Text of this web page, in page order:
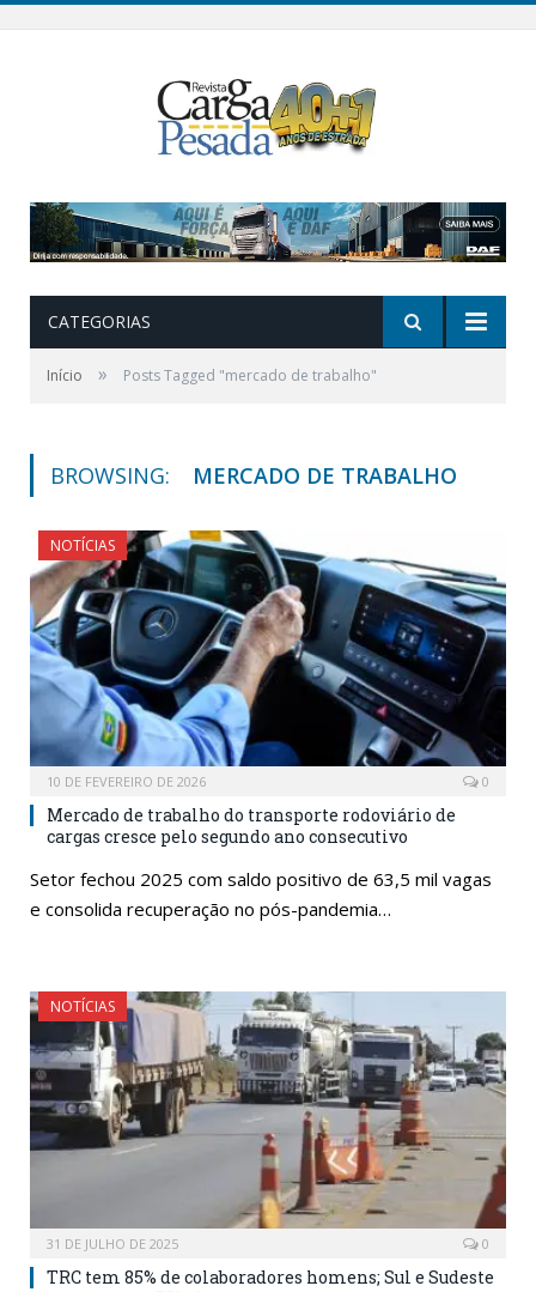
CATEGORIAS
Início » Posts Tagged "mercado de trabalho"
BROWSING: MERCADO DE TRABALHO
NOTÍCIAS
10 DE FEVEREIRO DE 2026 0
Mercado de trabalho do transporte rodoviário de
cargas cresce pelo segundo ano consecutivo
Setor fechou 2025 com saldo positivo de 63,5 mil vagas
e consolida recuperação no pós-pandemia…
NOTÍCIAS
31 DE JULHO DE 2025 0
TRC tem 85% de colaboradores homens; Sul e Sudeste